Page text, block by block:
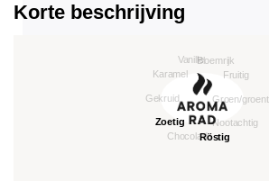
Korte beschrijving